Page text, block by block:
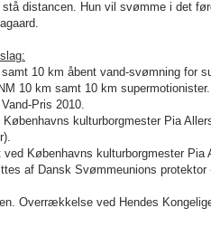
distancen. Hun vil svømme i det
samt 10 km åbent vand-svømning for
10 km samt 10 km
Pris 2010.
kulturborgmester Pia
).
Københavns kulturborgmester Pia
af Dansk Svømmeunions protektor
Overrækkelse ved Hendes